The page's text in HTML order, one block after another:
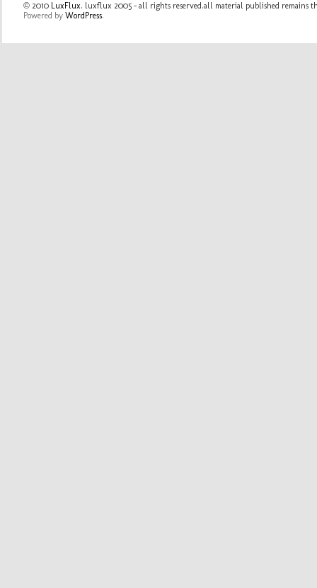
© 2010 LuxFlux. luxflux 2005 - all rights reserved.all material published remains
Powered by WordPress.